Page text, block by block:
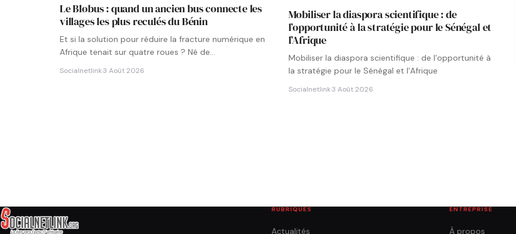
Le Blobus : quand un ancien bus connecte les
villages les plus reculés du Bénin
Et si la solution pour réduire la fracture numérique en
Afrique tenait sur quatre roues ? Né de…
Socialnetlink·3 Août 2026
Mobiliser la diaspora scientifique : de
l’opportunité à la stratégie pour le Sénégal et
l’Afrique
Mobiliser la diaspora scientifique : de l’opportunité à
la stratégie pour le Sénégal et l’Afrique
Socialnetlink·3 Août 2026
RUBRIQUES
Actualités
ENTREPRISE
À propos